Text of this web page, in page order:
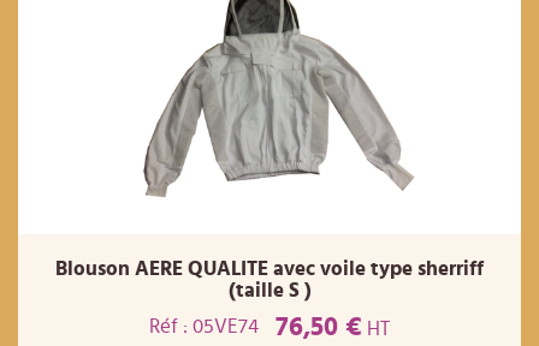
Blouson AERE QUALITE avec voile type sherriff
(taille S )
Réf : 05VE74
76,50 € HT